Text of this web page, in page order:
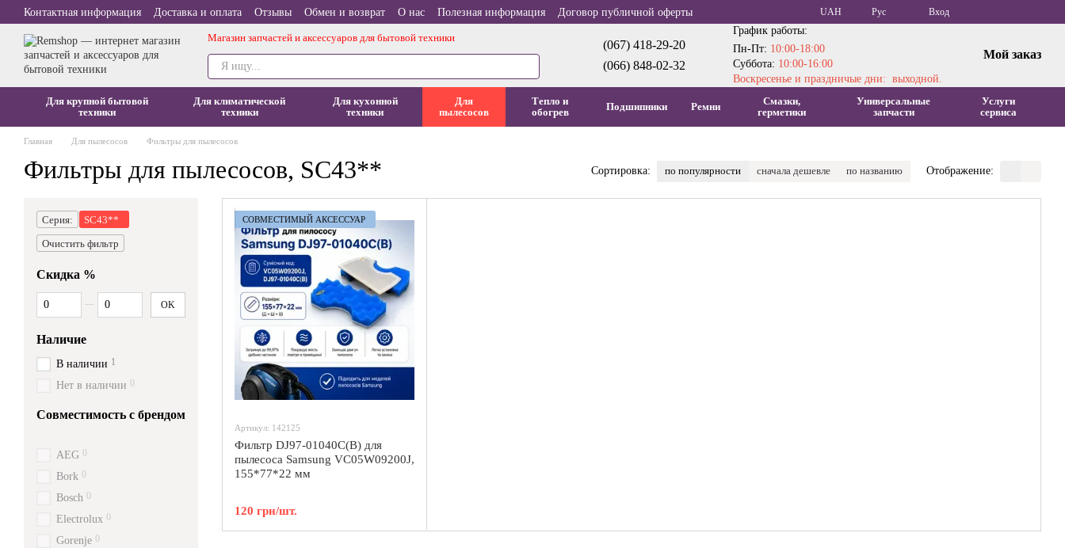
Перейти к основному контенту
Контактная информация Доставка и оплата Отзывы Обмен и возврат О нас Полезная информация Договор публичной оферты UAH Рус Вход
Магазин запчастей и аксессуаров для бытовой техники
(067) 418-29-20
(066) 848-02-32
График работы:
Пн-Пт: 10:00-18:00
Суббота: 10:00-16:00
Воскресенье и праздничые дни: выходной.
Мой заказ
Для крупной бытовой
техники
Для климатической
техники
Для кухонной
техники
Для
пылесосов
Тепло и
обогрев
Подшипники Ремни
Смазки,
герметики
Универсальные
запчасти
Услуги
сервиса
Главная Для пылесосов Фильтры для пылесосов
Фильтры для пылесосов, SC43** Сортировка: по популярности сначала дешевле по названию Отображение:
СОВМЕСТИМЫЙ АКСЕССУАР
Артикул: 142125
Фильтр DJ97-01040C(B) для
пылесоса Samsung VC05W09200J,
155*77*22 мм
120 грн/шт.
Серия:
SC43**
Очистить фильтр
Скидка %
От Скидка %
До Скидка %
OK
Наличие
В наличии 1
Нет в наличии 0
Совместимость с брендом
AEG 0
Bork 0
Bosch 0
Electrolux 0
Gorenje 0